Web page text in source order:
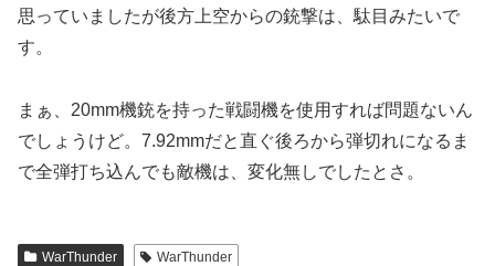
思っていましたが後方上空からの銃撃は、駄目みたいで
す。
まぁ、20mm機銃を持った戦闘機を使用すれば問題ないん
でしょうけど。7.92mmだと直ぐ後ろから弾切れになるま
で全弾打ち込んでも敵機は、変化無しでしたとさ。
WarThunder WarThunder